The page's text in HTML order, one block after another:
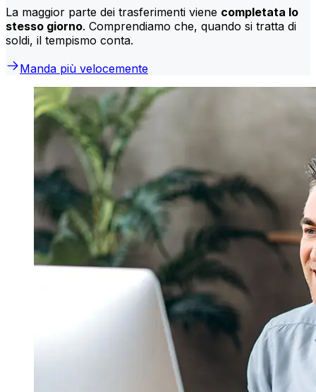
La maggior parte dei trasferimenti viene completata lo
stesso giorno. Comprendiamo che, quando si tratta di
soldi, il tempismo conta.
Manda più velocemente